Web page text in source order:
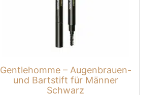
Gentlehomme – Augenbrauen-
und Bartstift für Männer
Schwarz